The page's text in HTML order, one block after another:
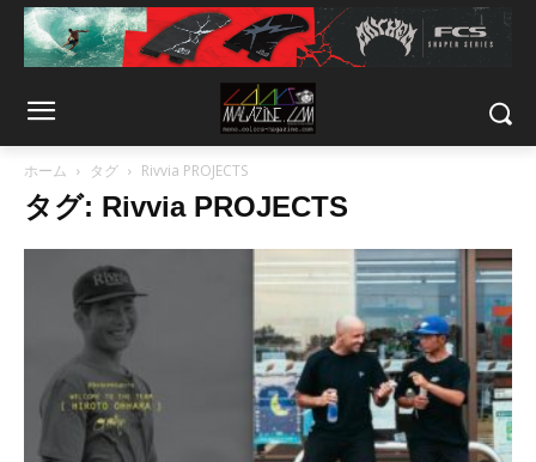
ホーム タグ Rivvia PROJECTS
タグ: Rivvia PROJECTS